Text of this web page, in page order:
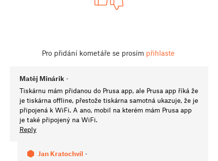
Pro přidání kometáře se prosím přihlaste
Matěj Minárik •
Tiskárnu mám přidanou do Prusa app, ale Prusa app říká že
je tiskárna offline, přestože tiskárna samotná ukazuje, že je
připojená k WiFi. A ano, mobil na kterém mám Prusa app
je také připojený na WiFi.
Reply
Jan Kratochvíl •